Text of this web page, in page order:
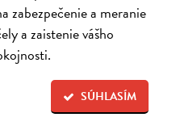
zabezpečenie a meranie
a zaistenie vášho
SÚHLASÍM
novinka